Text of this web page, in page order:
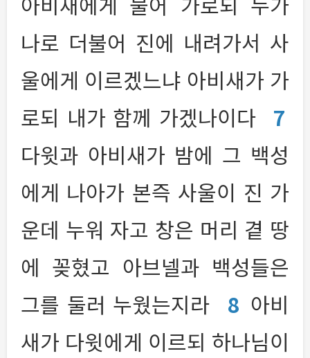
나로 더불어 진에 내려가서 사
울에게 이르겠느냐 아비새가 가
로되 내가 함께 가겠나이다 7
다윗과 아비새가 밤에 그 백성
에게 나아가 본즉 사울이 진 가
운데 누워 자고 창은 머리 곁 땅
에 꽂혔고 아브넬과 백성들은
그를 둘러 누웠는지라
8 아비
새가 다윗에게 이르되 하나님이